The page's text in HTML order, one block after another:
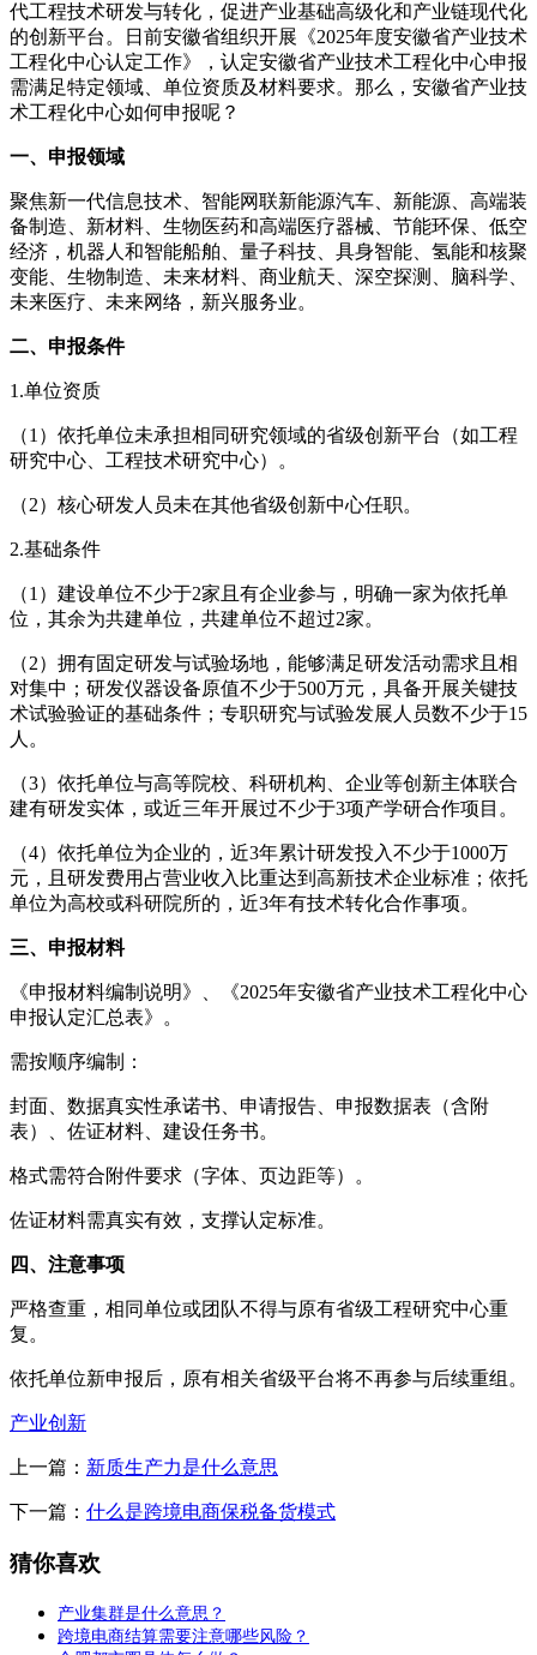
代工程技术研发与转化，促进产业基础高级化和产业链现代化
的创新平台。‌日前安徽省组织开展《2025年度安徽省产业技术
工程化中心认定工作》，认定安徽省产业技术工程化中心申报
需满足特定领域、单位资质及材料要求。那么，安徽省产业技
术工程化中心如何申报呢？
一、申报领域
聚焦新一代信息技术、智能网联新能源汽车、新能源、高端装
备制造、新材料、生物医药和高端医疗器械、节能环保、低空
经济，机器人和智能船舶、量子科技、具身智能、氢能和核聚
变能、生物制造、未来材料、商业航天、深空探测、脑科学、
未来医疗、未来网络，新兴服务业。
二、申报条件
1.单位资质‌
（1）依托单位未承担相同研究领域的省级创新平台（如工程
研究中心、工程技术研究中心）。
（2）核心研发人员未在其他省级创新中心任职。‌
‌2.基础条件‌
（1）建设单位不少于2家且有企业参与，明确一家为依托单
位，其余为共建单位，共建单位不超过2家。
（2）拥有固定研发与试验场地，能够满足研发活动需求且相
对集中；研发仪器设备原值不少于500万元，具备开展关键技
术试验验证的基础条件；专职研究与试验发展人员数不少于15
人。
（3）依托单位与高等院校、科研机构、企业等创新主体联合
建有研发实体，或近三年开展过不少于3项产学研合作项目。
（4）依托单位为企业的，近3年累计研发投入不少于1000万
元，且研发费用占营业收入比重达到高新技术企业标准；依托
单位为高校或科研院所的，近3年有技术转化合作事项。
三、申报材料
《申报材料编制说明》、《2025年安徽省产业技术工程化中心
申报认定汇总表》。
需按顺序编制：
封面、数据真实性承诺书、申请报告、申报数据表（含附
表）、佐证材料、建设任务书。
格式需符合附件要求（字体、页边距等）。
佐证材料需真实有效，支撑认定标准。‌
四、注意事项
严格查重，相同单位或团队不得与原有省级工程研究中心重
复。
依托单位新申报后，原有相关省级平台将不再参与后续重组。‌
产业创新
上一篇： 新质生产力是什么意思
下一篇： 什么是跨境电商保税备货模式
猜你喜欢
产业集群是什么意思？
跨境电商结算需要注意哪些风险？